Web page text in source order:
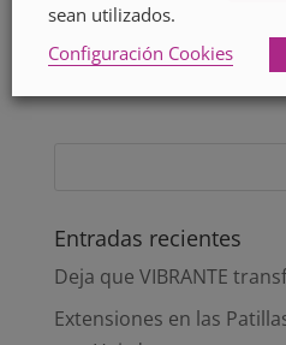
Entradas recientes
Deja que VIBRANTE
Extensiones en las
sean utilizados.
Configuración Cookies